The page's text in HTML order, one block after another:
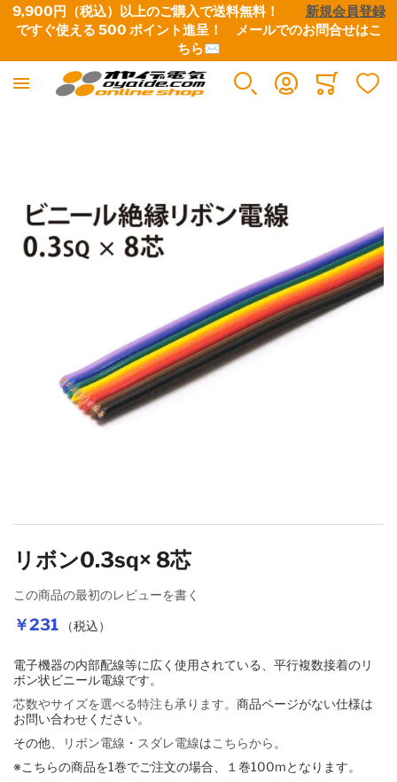
9,900円（税込）以上のご購入で送料無料！ 新規会員登録
ですぐ使える 500 ポイント進呈！ メールでのお問合せはこ
ちら✉
イメージギャラリーの最初に移動する
リボン0.3sq× 8芯
この商品の最初のレビューを書く
￥231 （税込）
電子機器の内部配線等に広く使用されている、平行複数接着のリ
ボン状ビニール電線です。
芯数やサイズを選べる特注も承ります。 商品ページがない仕様は
お問い合わせください。
その他、
リボン電線 ・ スダレ電線はこちらから 。
※こちらの商品を1巻でご注文の場合、１巻100mとなります。